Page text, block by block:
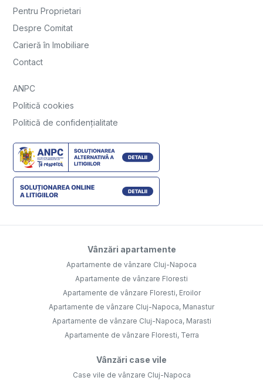
Pentru Proprietari
Despre Comitat
Carieră în Imobiliare
Contact
ANPC
Politică cookies
Politică de confidențialitate
Vânzări apartamente
Apartamente de vânzare Cluj-Napoca
Apartamente de vânzare Floresti
Apartamente de vânzare Floresti, Eroilor
Apartamente de vânzare Cluj-Napoca, Manastur
Apartamente de vânzare Cluj-Napoca, Marasti
Apartamente de vânzare Floresti, Terra
Vânzări case vile
Case vile de vânzare Cluj-Napoca